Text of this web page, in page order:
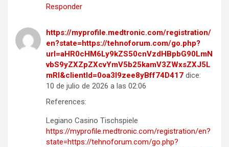
Responder
https://myprofile.medtronic.com/registration/
en?state=https://tehnoforum.com/go.php?
url=aHR0cHM6Ly9kZS50cnVzdHBpbG90LmN
vbS9yZXZpZXcvYmV5b25kamV3ZWxsZXJ5L
mRl&clientId=0oa3l9zee8yBff74D417 dice:
10 de julio de 2026 a las 02:06
References:
Legiano Casino Tischspiele
https://myprofile.medtronic.com/registration/en?
state=https://tehnoforum.com/go.php?